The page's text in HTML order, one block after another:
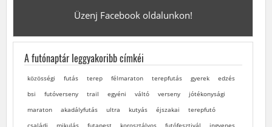
Üzenj Facebook oldalunkon!
A futónaptár leggyakoribb címkéi
közösségi futás terep félmaraton terepfutás gyerek
edzés
bsi
futóverseny trail egyéni váltó verseny
jótékonysági
maraton
akadályfutás ultra kutyás éjszakai
terepfutó
családi
mikulás futapest korosztályos futófesztivál
ingyenes